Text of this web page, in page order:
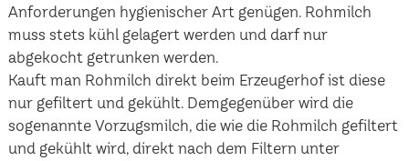
Anforderungen hygienischer Art genügen. Rohmilch
muss stets kühl gelagert werden und darf nur
abgekocht getrunken werden.
Kauft man Rohmilch direkt beim Erzeugerhof ist diese
nur gefiltert und gekühlt. Demgegenüber wird die
sogenannte Vorzugsmilch, die wie die Rohmilch gefiltert
und gekühlt wird, direkt nach dem Filtern unter